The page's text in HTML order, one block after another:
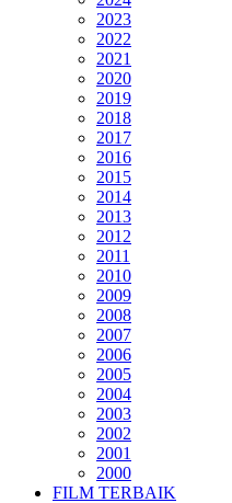
2023
2022
2021
2020
2019
2018
2017
2016
2015
2014
2013
2012
2011
2010
2009
2008
2007
2006
2005
2004
2003
2002
2001
2000
FILM TERBAIK